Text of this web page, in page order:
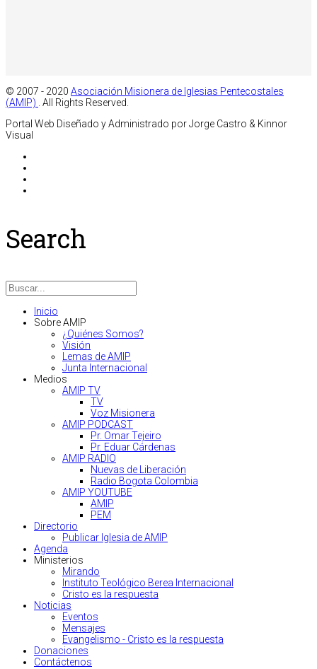
© 2007 - 2020 Asociación Misionera de Iglesias Pentecostales
(AMIP) . All Rights Reserved.
Portal Web Diseñado y Administrado por Jorge Castro & Kinnor
Visual
Search
Inicio
Sobre AMIP
¿Quiénes Somos?
Visión
Lemas de AMIP
Junta Internacional
Medios
AMIP TV
TV
Voz Misionera
AMIP PODCAST
Pr. Omar Tejeiro
Pr. Eduar Cárdenas
AMIP RADIO
Nuevas de Liberación
Radio Bogota Colombia
AMIP YOUTUBE
AMIP
PEM
Directorio
Publicar Iglesia de AMIP
Agenda
Ministerios
Mirando
Instituto Teológico Berea Internacional
Cristo es la respuesta
Noticias
Eventos
Mensajes
Evangelismo - Cristo es la respuesta
Donaciones
Contáctenos